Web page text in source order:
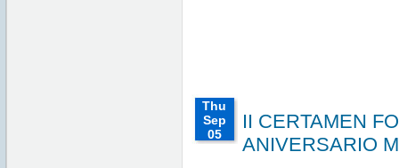
Thu
Sep
05
00:00:00
II CERTAMEN
ANIVERSARIO